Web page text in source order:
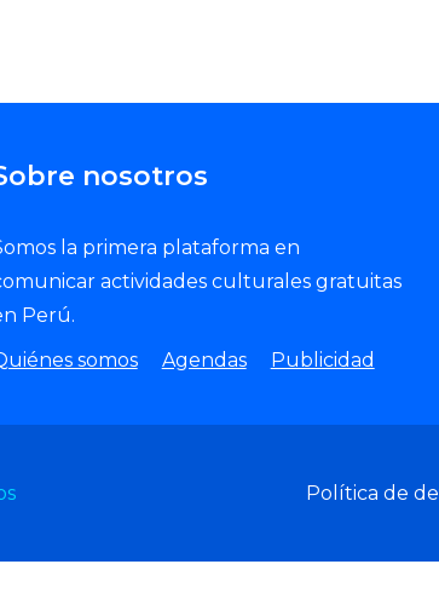
nosotros
la primera plataforma en
actividades culturales gratuitas
Perú.
somos
Agendas Publicidad
Política de